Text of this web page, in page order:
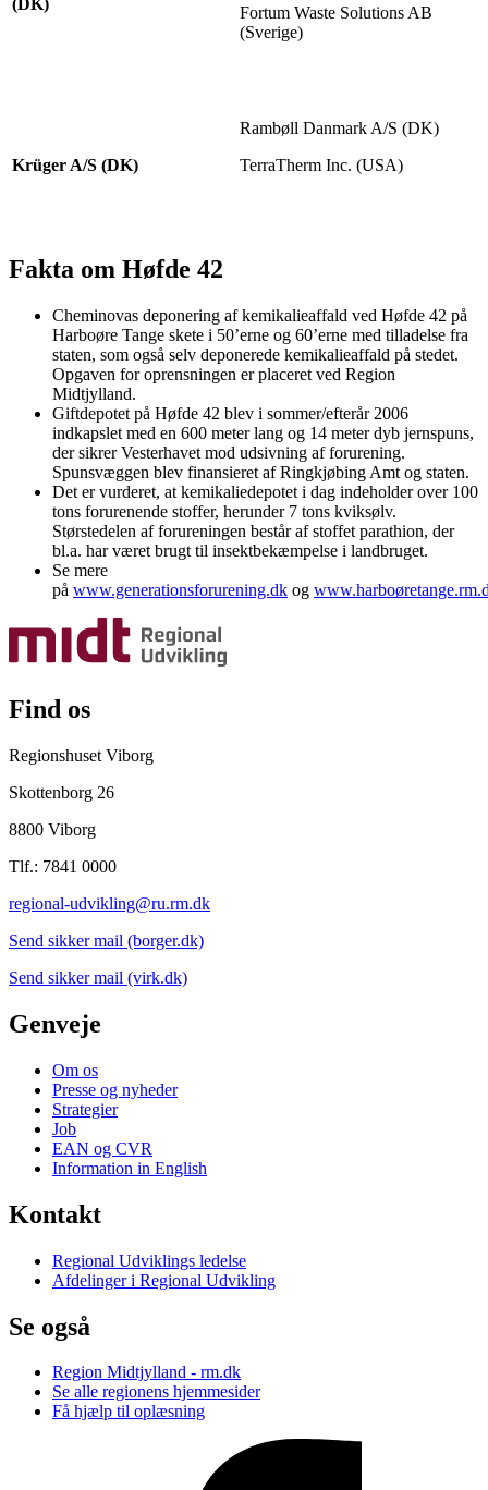
(DK)
Fortum Waste Solutions AB
(Sverige)
Krüger A/S (DK)
Rambøll Danmark A/S (DK)
TerraTherm Inc. (USA)
Fakta om Høfde 42
Cheminovas deponering af kemikalieaffald ved Høfde 42 på
Harboøre Tange skete i 50’erne og 60’erne med tilladelse fra
staten, som også selv deponerede kemikalieaffald på stedet.
Opgaven for oprensningen er placeret ved Region
Midtjylland.
Giftdepotet på Høfde 42 blev i sommer/efterår 2006
indkapslet med en 600 meter lang og 14 meter dyb jernspuns,
der sikrer Vesterhavet mod udsivning af forurening.
Spunsvæggen blev finansieret af Ringkjøbing Amt og staten.
Det er vurderet, at kemikaliedepotet i dag indeholder over 100
tons forurenende stoffer, herunder 7 tons kviksølv.
Størstedelen af forureningen består af stoffet parathion, der
bl.a. har været brugt til insektbekæmpelse i landbruget.
Se mere
på www.generationsforurening.dk og
Find os
Regionshuset Viborg
Skottenborg 26
8800 Viborg
Tlf.: 7841 0000
regional-udvikling@ru.rm.dk
Send sikker mail (borger.dk)
Send sikker mail (virk.dk)
Genveje
Om os
Presse og nyheder
Strategier
Job
EAN og CVR
Information in English
Kontakt
Regional Udviklings ledelse
Afdelinger i Regional Udvikling
Se også
Region Midtjylland - rm.dk
Se alle regionens hjemmesider
Få hjælp til oplæsning